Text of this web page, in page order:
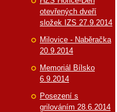
otevřených dveří
složek IZS 27.9.2014
Milovice - Naběračka
20.9.2014
Memoriál Bílsko
6.9.2014
Posezení s
grilováním 28.6.2014